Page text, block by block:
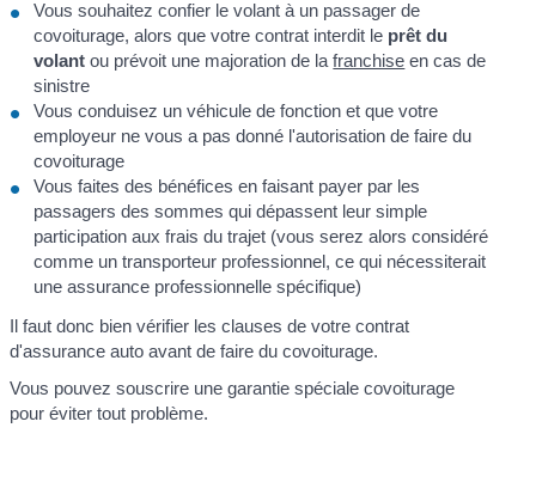
Vous souhaitez confier le volant à un passager de
covoiturage, alors que votre contrat interdit le prêt du
volant ou prévoit une majoration de lafranchise en cas de
sinistre
Vous conduisez un véhicule de fonction et que votre
employeur ne vous a pas donné l'autorisation de faire du
covoiturage
Vous faites des bénéfices en faisant payer par les
passagers des sommes qui dépassent leur simple
participation aux frais du trajet (vous serez alors considéré
comme un transporteur professionnel, ce qui nécessiterait
une assurance professionnelle spécifique)
Il faut donc bien vérifier les clauses de votre contrat
d'assurance auto avant de faire du covoiturage.
Vous pouvez souscrire une garantie spéciale covoiturage
pour éviter tout problème.